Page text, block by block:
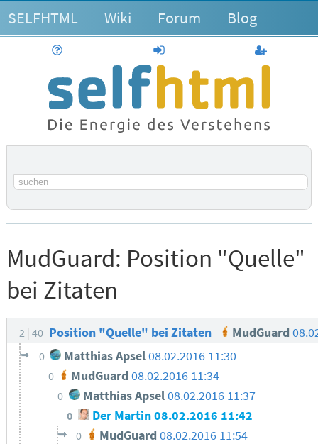
SELFHTML Wiki Forum Blog
anmelden
Suchbegriff
MudGuard: Position "Quelle"
bei Zitaten
2 40 Position "Quelle" bei Zitaten MudGuard
0 Matthias Apsel08.02.2016 11:30
0 MudGuard 08.02.2016 11:34
0 Matthias Apsel08.02.2016 11:37
0 Der Martin08.02.2016 11:42
0 MudGuard 08.02.2016 11:54